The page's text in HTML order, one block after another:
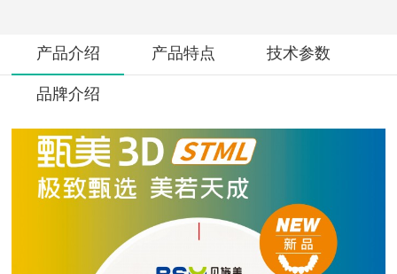
产品介绍 产品特点 技术参数
品牌介绍